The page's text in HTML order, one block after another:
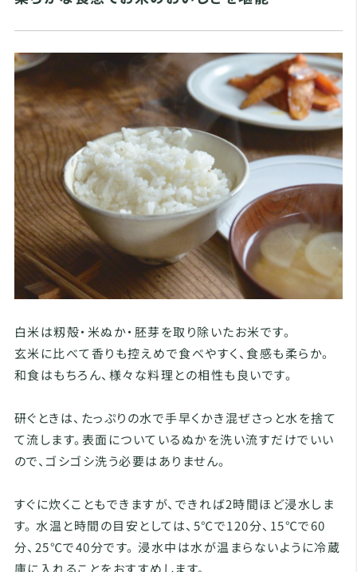
白米は籾殻・米ぬか・胚芽を取り除いたお米です。
玄米に比べて香りも控えめで食べやすく、食感も柔らか。
和食はもちろん、様々な料理との相性も良いです。
研ぐときは、たっぷりの水で手早くかき混ぜさっと水を捨て
て流します。表面についているぬかを洗い流すだけでいい
ので、ゴシゴシ洗う必要はありません。
すぐに炊くこともできますが、できれば2時間ほど浸水しま
す。 水温と時間の目安としては、5℃で120分、15℃で60
分、25℃で40分です。 浸水中は水が温まらないように冷蔵